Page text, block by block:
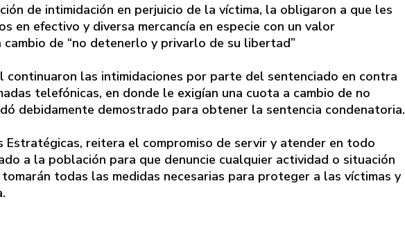
de intimidación en perjuicio de la víctima, la obligaron a que les
en efectivo y diversa mercancía en especie con un valor
de “no detenerlo y privarlo de su libertad”
las intimidaciones por parte del sentenciado en contra
telefónicas, en donde le exigían una cuota a cambio de no
debidamente demostrado para obtener la sentencia condenatoria.
Estratégicas, reitera el compromiso de servir y atender en todo
a la población para que denuncie cualquier actividad o situación
todas las medidas necesarias para proteger a las víctimas y